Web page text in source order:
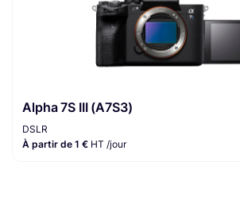
Alpha 7S III (A7S3)
DSLR
À partir de 1 € HT /jour